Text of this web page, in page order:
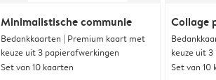
Minimalistische communie
Bedankkaarten | Premium kaart met
keuze uit 3 papierafwerkingen
Set van 10 kaarten
Collage
keuze uit
Set van 10